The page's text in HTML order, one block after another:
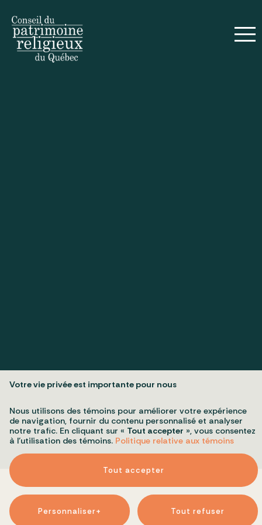
Tous droits réservés 2026 © Conseil du patrimoine religieux du
Québec
Votre vie privée est importante pour nous
Nous utilisons des témoins pour améliorer votre expérience
de navigation, fournir du contenu personnalisé et analyser
notre trafic. En cliquant sur « Tout accepter », vous consentez
à l’utilisation des témoins. Politique relative aux témoins
Personnaliser+ Tout refuser
Tout accepter